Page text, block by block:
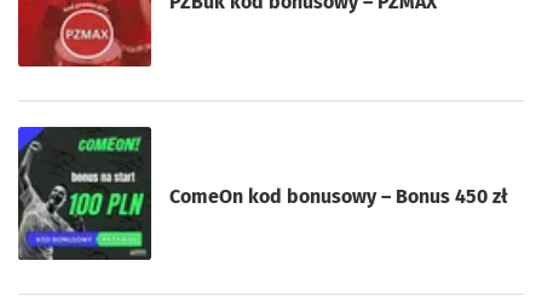
ComeOn kod bonusowy – Bonus 450 zł